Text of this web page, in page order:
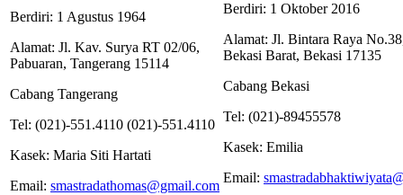
Berdiri: 1 Agustus 1964
Alamat: Jl. Kav. Surya RT 02/06,
Pabuaran, Tangerang 15114
Cabang Tangerang
Tel: (021)-551.4110 (021)-551.4110
Kasek: Maria Siti Hartati
Email: smastradathomas@gmail.com
Berdiri: 1 Oktober 2016
Alamat: Jl. Bintara Raya
Bekasi Barat, Bekasi 17135
Cabang Bekasi
Tel: (021)-89455578
Kasek: Emilia
Email: